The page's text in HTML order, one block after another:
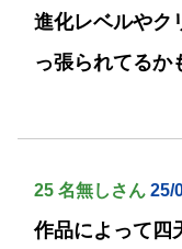
進化レベルやク
っ張られてるか
25 名無しさん 25/
作品によって四